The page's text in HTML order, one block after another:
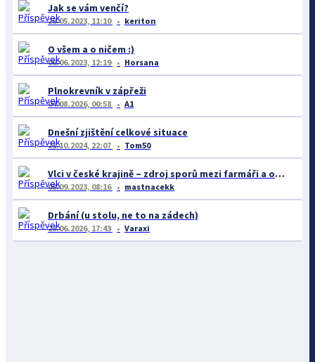
Jak se vám venčí?
26.05.2023, 11:10 keriton
O všem a o ničem :)
06.06.2023, 12:19 Horsana
Plnokrevník v zápřeži
04.08.2026, 00:58 A1
Dnešní zjištění celkové situace
21.10.2024, 22:07 Tom50
Vlci v české krajině – zdroj sporů mezi farmáři a ochránci
08.09.2023, 08:16 mastnacekk
Drbání (u stolu, ne to na zádech)
23.06.2026, 17:43 Varaxi